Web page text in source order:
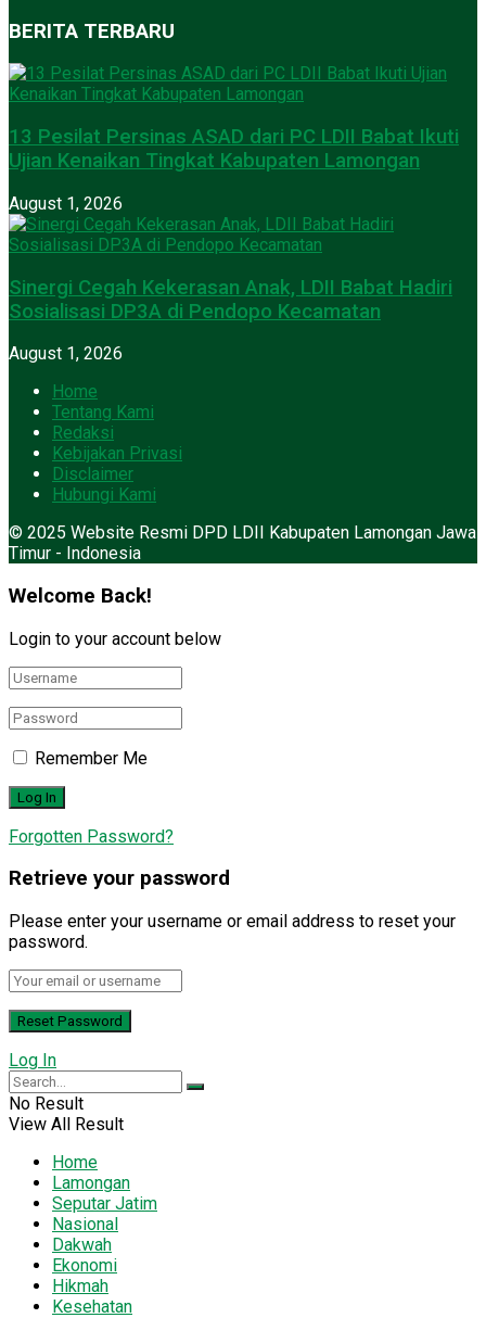
BERITA TERBARU
13 Pesilat Persinas ASAD dari PC LDII Babat Ikuti
Ujian Kenaikan Tingkat Kabupaten Lamongan
August 1, 2026
Sinergi Cegah Kekerasan Anak, LDII Babat Hadiri
Sosialisasi DP3A di Pendopo Kecamatan
August 1, 2026
Home
Tentang Kami
Redaksi
Kebijakan Privasi
Disclaimer
Hubungi Kami
© 2025 Website Resmi DPD LDII Kabupaten Lamongan Jawa
Timur - Indonesia
Welcome Back!
Login to your account below
Remember Me
Forgotten Password?
Retrieve your password
Please enter your username or email address to reset your
password.
Log In
No Result
View All Result
Home
Lamongan
Seputar Jatim
Nasional
Dakwah
Ekonomi
Hikmah
Kesehatan